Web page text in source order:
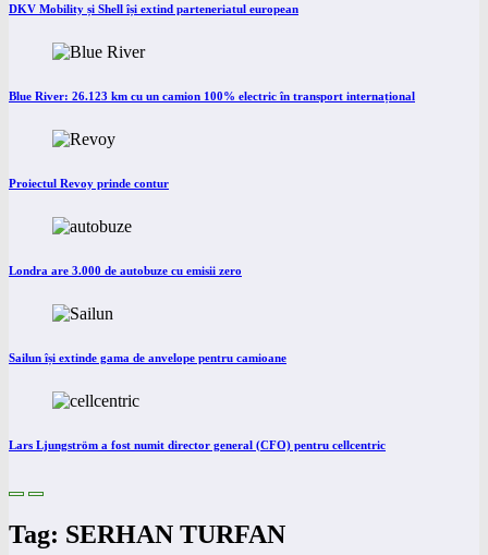
DKV Mobility și Shell își extind parteneriatul european
Blue River: 26.123 km cu un camion 100% electric în transport internațional
Proiectul Revoy prinde contur
Londra are 3.000 de autobuze cu emisii zero
Sailun își extinde gama de anvelope pentru camioane
Lars Ljungström a fost numit director general (CFO) pentru cellcentric
Tag: SERHAN TURFAN